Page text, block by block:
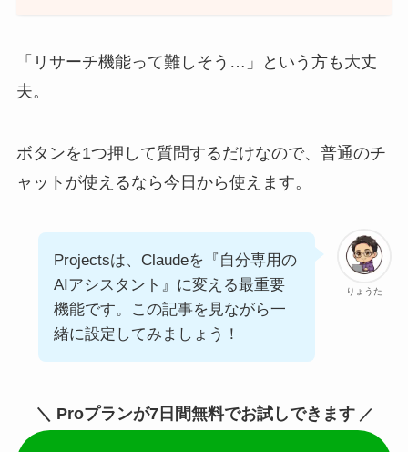
「リサーチ機能って難しそう…」という方も大丈
夫。
ボタンを1つ押して質問するだけなので、普通のチ
ャットが使えるなら今日から使えます。
りょうた
Projectsは、Claudeを『自分専用の
AIアシスタント』に変える最重要
機能です。この記事を見ながら一
緒に設定してみましょう！
＼ Proプランが7日間無料でお試しできます／